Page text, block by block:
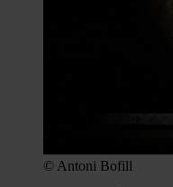
© Antoni Bofill